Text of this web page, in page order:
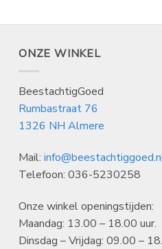
ONZE WINKEL
BeestachtigGoed
Rumbastraat 76
1326 NH Almere
Mail:
Telefoon: 036-5230258
Onze winkel openingstijden:
Maandag: 13.00 – 18.00 uur.
Dinsdag – Vrijdag: 09.00 –